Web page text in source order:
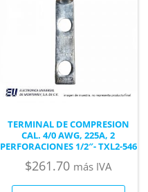
TERMINAL DE COMPRESION
CAL. 4/0 AWG, 225A, 2
PERFORACIONES 1/2″- TXL2-546
$261.70 más IVA